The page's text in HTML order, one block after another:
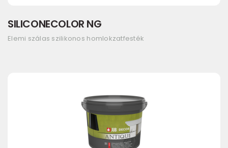
SILICONECOLOR NG
Elemi szálas szilikonos homlokzatfesték